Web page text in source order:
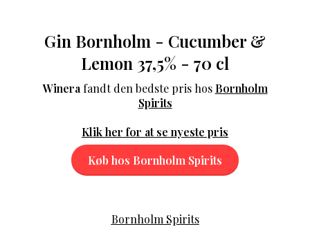
Gin Bornholm - Cucumber &
Lemon 37,5% - 70 cl
Winerafandt den bedste pris hos Bornholm
Spirits
Klik her for at se nyeste pris
Køb hos Bornholm Spirits
Bornholm Spirits